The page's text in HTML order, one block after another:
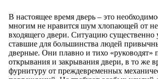
В настоящее время дверь – это
многим не нравится шум хлопающей от
входящего двери. Ситуацию существенно
ставшие для большинства людей
дверные. Они плавно и тихо «руководят»
открывания и закрывания двери, в то же
фурнитуру от преждевременных